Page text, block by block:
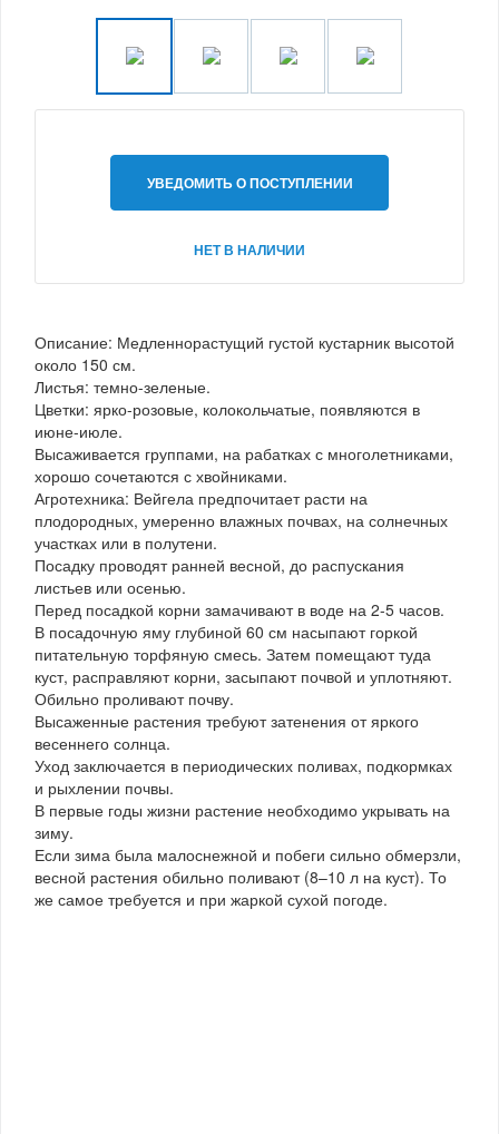
УВЕДОМИТЬ О ПОСТУПЛЕНИИ
НЕТ В НАЛИЧИИ
Описание: Медленнорастущий густой кустарник высотой
около 150 см.
Листья: темно-зеленые.
Цветки: ярко-розовые, колокольчатые, появляются в
июне-июле.
Высаживается группами, на рабатках с многолетниками,
хорошо сочетаются с хвойниками.
Агротехника: Вейгела предпочитает расти на
плодородных, умеренно влажных почвах, на солнечных
участках или в полутени.
Посадку проводят ранней весной, до распускания
листьев или осенью.
Перед посадкой корни замачивают в воде на 2-5 часов.
В посадочную яму глубиной 60 см насыпают горкой
питательную торфяную смесь. Затем помещают туда
куст, расправляют корни, засыпают почвой и уплотняют.
Обильно проливают почву.
Высаженные растения требуют затенения от яркого
весеннего солнца.
Уход заключается в периодических поливах, подкормках
и рыхлении почвы.
В первые годы жизни растение необходимо укрывать на
зиму.
Если зима была малоснежной и побеги сильно обмерзли,
весной растения обильно поливают (8–10 л на куст). То
же самое требуется и при жаркой сухой погоде.